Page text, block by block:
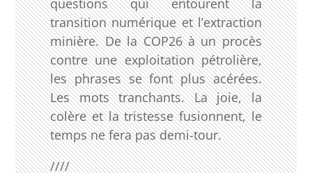
questions qui entourent la
transition numérique et l’extraction
minière. De la COP26 à un procès
contre une exploitation pétrolière,
les phrases se font plus acérées.
Les mots tranchants. La joie, la
colère et la tristesse fusionnent, le
temps ne fera pas demi-tour.
////